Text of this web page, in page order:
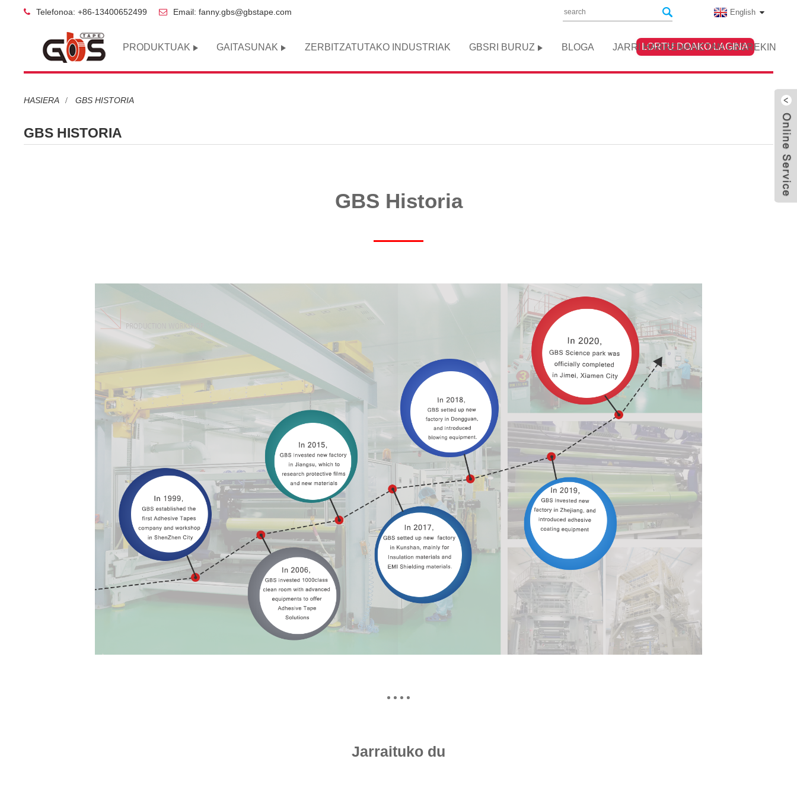
Telefonoa: +86-13400652499 Email: fanny.gbs@gbstape.com English
PRODUKTUAK GAITASUNAK ZERBITZATUTAKO INDUSTRIAK GBSRI BURUZ BLOGA JARRI HARREMANETAN GBSREKIN
LORTU DOAKO LAGINA
HASIERA GBS HISTORIA
GBS HISTORIA
GBS Historia
Jarraituko du